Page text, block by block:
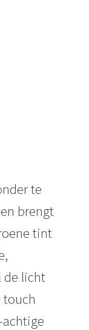
te
brengt
tint
de licht
touch
achtige